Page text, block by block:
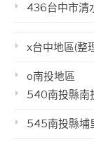
436台中市清
x台中地區(整
o南投地區
540南投縣南
545南投縣埔